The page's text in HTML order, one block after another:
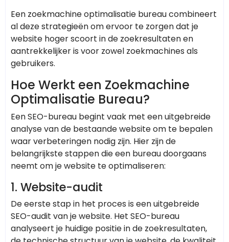
Een zoekmachine optimalisatie bureau combineert
al deze strategieën om ervoor te zorgen dat je
website hoger scoort in de zoekresultaten en
aantrekkelijker is voor zowel zoekmachines als
gebruikers.
Hoe Werkt een Zoekmachine
Optimalisatie Bureau?
Een SEO-bureau begint vaak met een uitgebreide
analyse van de bestaande website om te bepalen
waar verbeteringen nodig zijn. Hier zijn de
belangrijkste stappen die een bureau doorgaans
neemt om je website te optimaliseren:
1. Website-audit
De eerste stap in het proces is een uitgebreide
SEO-audit van je website. Het SEO-bureau
analyseert je huidige positie in de zoekresultaten,